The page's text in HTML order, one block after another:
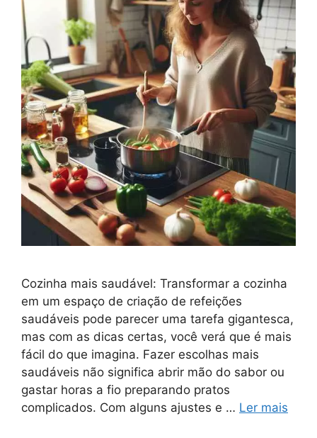
Cozinha mais saudável: Transformar a cozinha
em um espaço de criação de refeições
saudáveis pode parecer uma tarefa gigantesca,
mas com as dicas certas, você verá que é mais
fácil do que imagina. Fazer escolhas mais
saudáveis não significa abrir mão do sabor ou
gastar horas a fio preparando pratos
complicados. Com alguns ajustes e … Ler mais